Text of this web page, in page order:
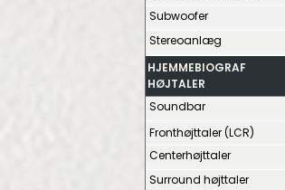
Subwoofer
Stereoanlæg
HJEMMEBIOGRAF
HØJTALER
Soundbar
Fronthøjttaler (LCR)
Centerhøjttaler
Surround højttaler